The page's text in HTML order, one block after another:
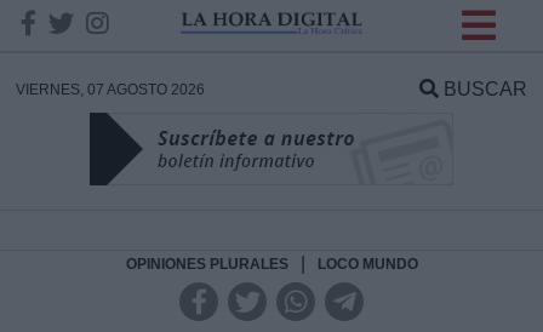
VIERNES, 07 AGOSTO 2026 BUSCAR
OPINIONES PLURALES LOCO MUNDO
DATOS
Responsable: